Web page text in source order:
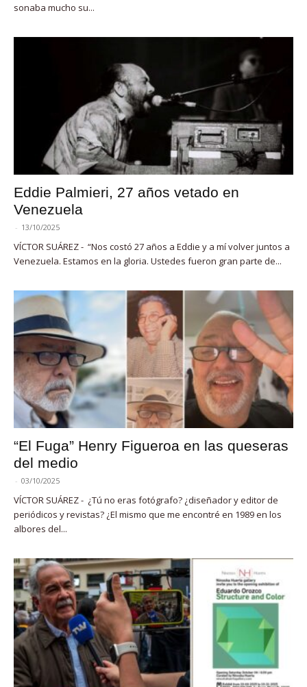
sonaba mucho su...
Eddie Palmieri, 27 años vetado en
Venezuela
- 13/10/2025
VÍCTOR SUÁREZ - “Nos costó 27 años a Eddie y a mí volver juntos a
Venezuela. Estamos en la gloria. Ustedes fueron gran parte de...
“El Fuga” Henry Figueroa en las queseras
del medio
- 03/10/2025
VÍCTOR SUÁREZ - ¿Tú no eras fotógrafo? ¿diseñador y editor de
periódicos y revistas? ¿El mismo que me encontré en 1989 en los
albores del...